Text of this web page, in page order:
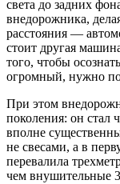
света до задних
внедорожника,
расстояния —
стоит другая
того, чтобы
огромный, нужно
При этом
поколения: он стал
вполне
не свесами, а в
перевалила
чем внушительные